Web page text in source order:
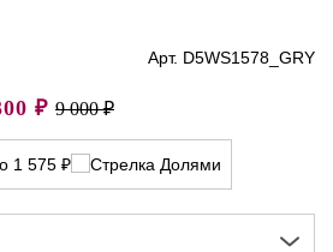
Арт. D5WS1578_GRY
₽ 9 000 ₽
1 575 ₽